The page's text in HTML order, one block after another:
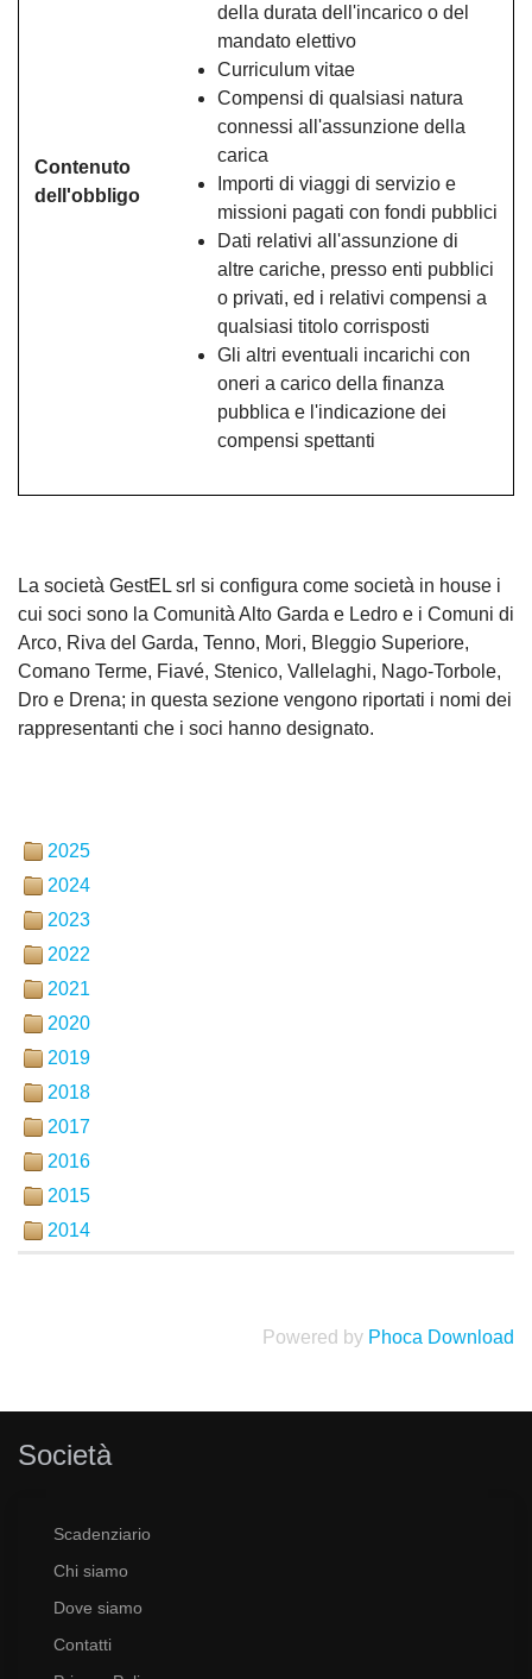
Contenuto
dell'obbligo
della durata dell'incarico o del
mandato elettivo
Curriculum vitae
Compensi di qualsiasi natura
connessi all'assunzione della
carica
Importi di viaggi di servizio e
missioni pagati con fondi pubblici
Dati relativi all'assunzione di
altre cariche, presso enti pubblici
o privati, ed i relativi compensi a
qualsiasi titolo corrisposti
Gli altri eventuali incarichi con
oneri a carico della finanza
pubblica e l'indicazione dei
compensi spettanti
La società GestEL srl si configura come società in house i
cui soci sono la Comunità Alto Garda e Ledro e i Comuni di
Arco, Riva del Garda, Tenno, Mori, Bleggio Superiore,
Comano Terme, Fiavé, Stenico, Vallelaghi, Nago-Torbole,
Dro e Drena; in questa sezione vengono riportati i nomi dei
rappresentanti che i soci hanno designato.
2025
2024
2023
2022
2021
2020
2019
2018
2017
2016
2015
2014
Powered by Phoca Download
Società
Scadenziario
Chi siamo
Dove siamo
Contatti